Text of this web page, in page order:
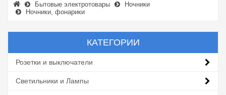
Бытовые электротовары
Ночники
Ночники, фонарики
КАТЕГОРИИ
Розетки и выключатели
Светильники и Лампы